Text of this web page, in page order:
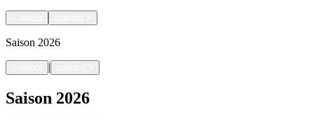
Saison 2026
|
Saison 2026